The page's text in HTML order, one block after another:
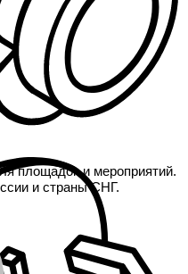
площадок и мероприятий.
и страны СНГ.